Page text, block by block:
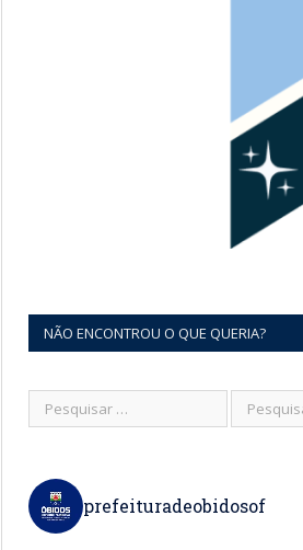
NÃO ENCONTROU O QUE QUERIA?
prefeituradeobidosof